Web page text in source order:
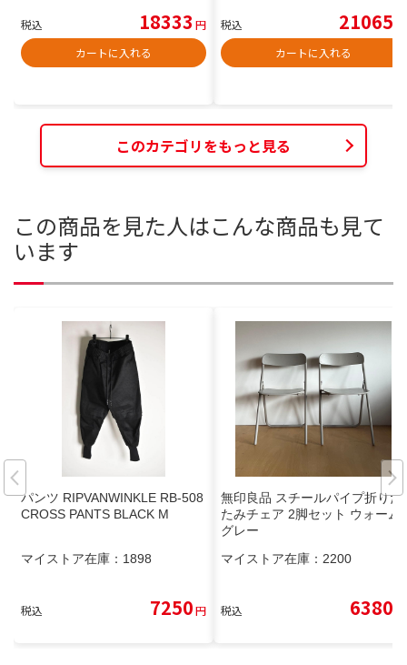
税込 18333 円
カートに入れる
税込 21065
カートに入れる
このカテゴリをもっと見る
この商品を見た人はこんな商品も見て
います
パンツ RIPVANWINKLE RB-508
CROSS PANTS BLACK M
マイストア在庫： 1898
税込 7250円
無印良品 スチールパイプ折りた
たみチェア 2脚セット ウォーム
グレー
マイストア在庫： 2200
税込 6380